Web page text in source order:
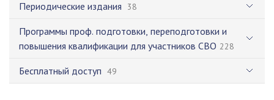
Периодические издания 38
Программы проф. подготовки, переподготовки и
повышения квалификации для участников СВО 228
Бесплатный доступ 49